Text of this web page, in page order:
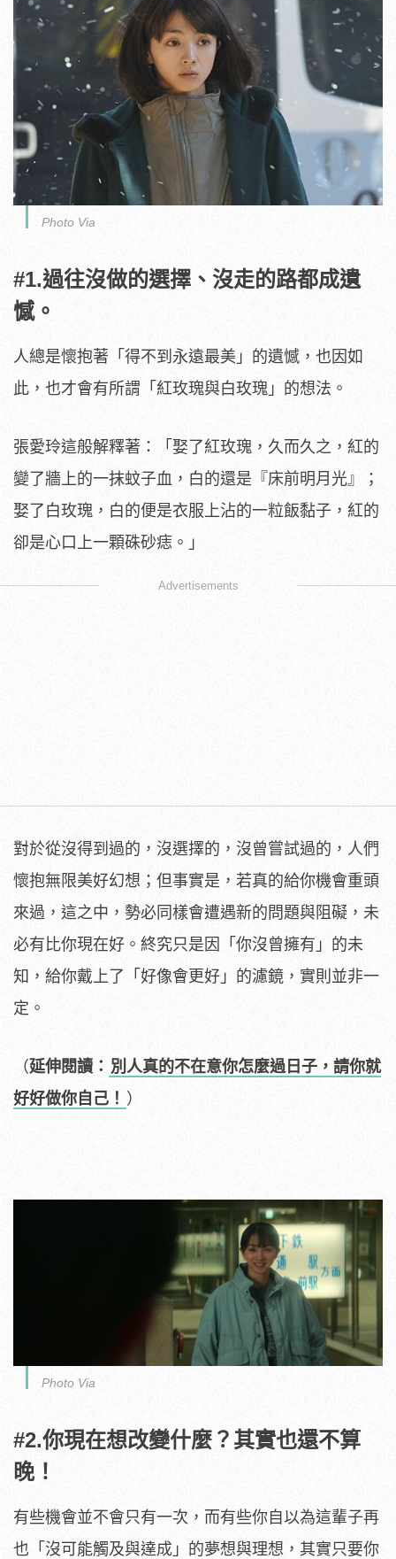
Photo Via
#1.過往沒做的選擇、沒走的路都成遺
憾。
人總是懷抱著「得不到永遠最美」的遺憾，也因如
此，也才會有所謂「紅玫瑰與白玫瑰」的想法。
張愛玲這般解釋著：「娶了紅玫瑰，久而久之，紅的
變了牆上的一抹蚊子血，白的還是『床前明月光』；
娶了白玫瑰，白的便是衣服上沾的一粒飯黏子，紅的
卻是心口上一顆硃砂痣。」
Advertisements
對於從沒得到過的，沒選擇的，沒曾嘗試過的，人們
懷抱無限美好幻想；但事實是，若真的給你機會重頭
來過，這之中，勢必同樣會遭遇新的問題與阻礙，未
必有比你現在好。終究只是因「你沒曾擁有」的未
知，給你戴上了「好像會更好」的濾鏡，實則並非一
定。
（延伸閱讀： 別人真的不在意你怎麼過日子，請你就
好好做你自己！ ）
Photo Via
#2.你現在想改變什麼？其實也還不算
晚！
有些機會並不會只有一次，而有些你自以為這輩子再
也「沒可能觸及與達成」的夢想與理想，其實只要你